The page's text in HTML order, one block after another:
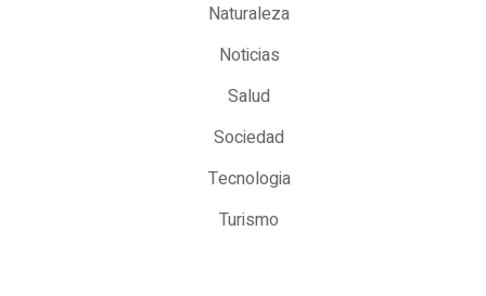
Naturaleza
Noticias
Salud
Sociedad
Tecnologia
Turismo